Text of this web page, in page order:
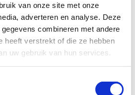
van onze site met onze
adverteren en analyse. Deze
combineren met andere
heeft verstrekt of die ze hebben
uw gebruik van hun services.
My First Time
ACU